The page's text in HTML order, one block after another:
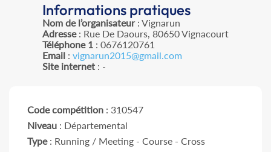
Informations pratiques
Nom de l’organisateur: Vignarun
Adresse: Rue De Daours, 80650 Vignacourt
Téléphone 1 : 0676120761
Email : vignarun2015@gmail.com
Site internet : -
Code compétition : 310547
Niveau : Départemental
Type: Running / Meeting - Course - Cross